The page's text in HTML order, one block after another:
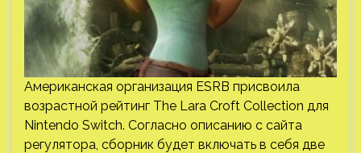
Американская организация ESRB присвоила
возрастной рейтинг The Lara Croft Collection для
Nintendo Switch. Согласно описанию с сайта
регулятора, сборник будет включать в себя две